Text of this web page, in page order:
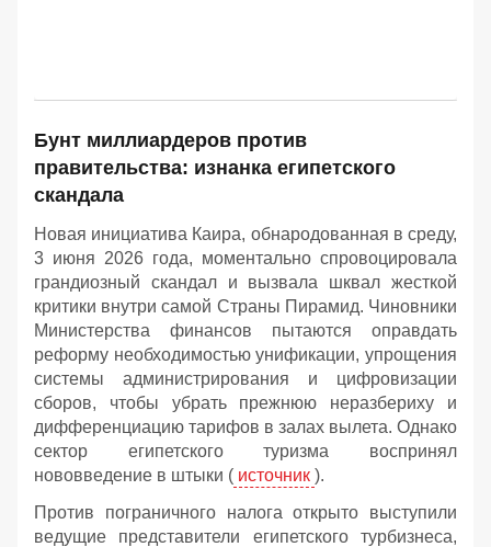
Бунт миллиардеров против
правительства: изнанка египетского
скандала
Новая инициатива Каира, обнародованная в среду,
3 июня 2026 года, моментально спровоцировала
грандиозный скандал и вызвала шквал жесткой
критики внутри самой Страны Пирамид. Чиновники
Министерства финансов пытаются оправдать
реформу необходимостью унификации, упрощения
системы администрирования и цифровизации
сборов, чтобы убрать прежнюю неразбериху и
дифференциацию тарифов в залах вылета. Однако
сектор египетского туризма воспринял
нововведение в штыки ( источник ).
Против пограничного налога открыто выступили
ведущие представители египетского турбизнеса,